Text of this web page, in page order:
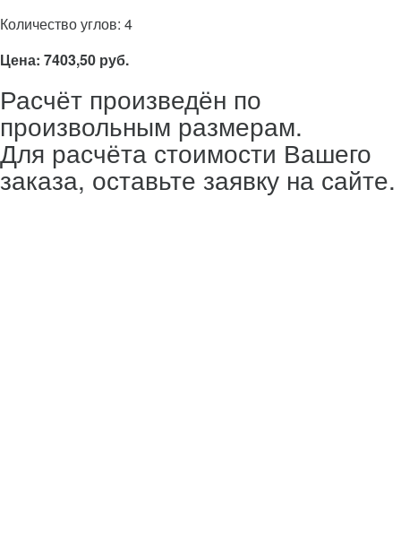
Количество углов: 4
Цена: 7403,50 руб.
Расчёт произведён по
произвольным размерам.
Для расчёта стоимости Вашего
заказа, оставьте заявку на сайте.